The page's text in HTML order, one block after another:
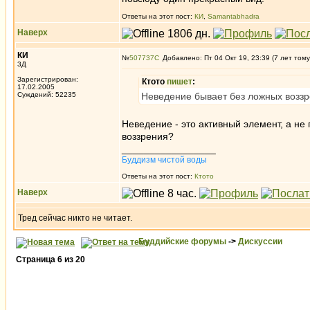
Ответы на этот пост: КИ Samantabhadra
Наверх
КИ
3Д
Зарегистрирован:
17.02.2005
Суждений: 52235
№507737 Добавлено: Пт 04 Окт 19, 23:39 (7 лет
Ктото пишет:
Неведение бывает без ложных
Неведение - это активный элемент, а не
воззрения?
Буддизм чистой воды
Ответы на этот пост: Ктото
Наверх
Тред сейчас никто не читает.
Буддийские форумы -> Дискуссии
Страница 6 из 20